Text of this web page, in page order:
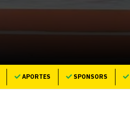
APORTES SPONSORS